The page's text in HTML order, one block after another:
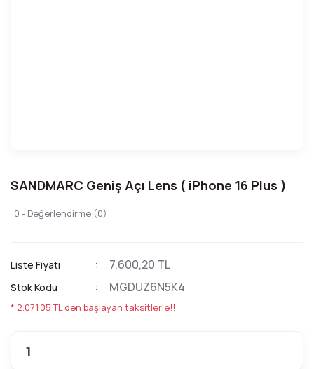
SANDMARC Geniş Açı Lens ( iPhone 16 Plus )
0 - Değerlendirme (0)
Liste Fiyatı 7.600,20 TL
Stok Kodu MGDUZ6N5K4
* 2.071,05 TL den başlayan taksitlerle!!